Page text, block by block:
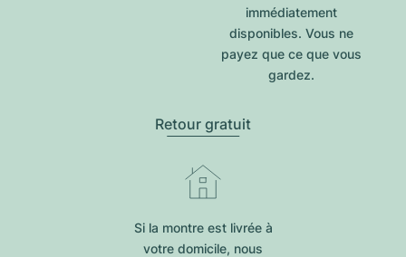
immédiatement
disponibles. Vous ne
payez que ce que vous
gardez.
Retour gratuit
Si la montre est livrée à
votre domicile, nous